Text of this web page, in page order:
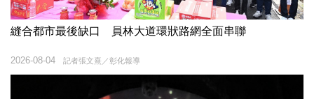
縫合都市最後缺口 員林大道環狀路網全面串聯
記者張文熹／彰化報導
2026-08-04